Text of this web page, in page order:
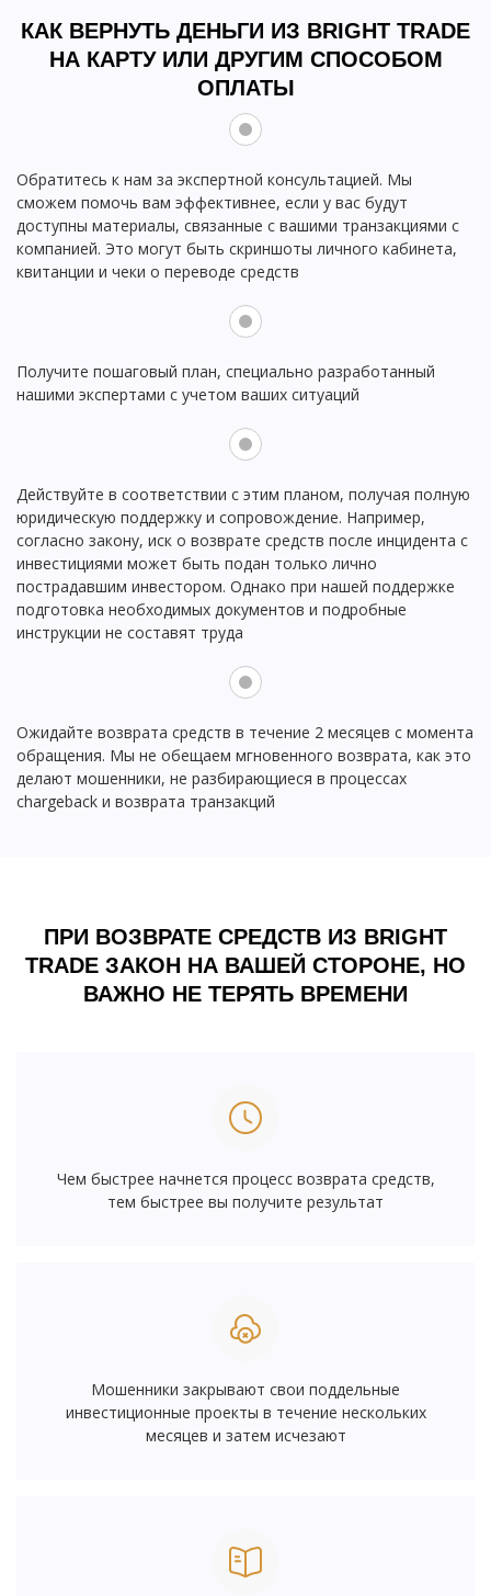
КАК ВЕРНУТЬ ДЕНЬГИ ИЗ BRIGHT TRADE
НА КАРТУ ИЛИ ДРУГИМ СПОСОБОМ
ОПЛАТЫ
Обратитесь к нам за экспертной консультацией. Мы
сможем помочь вам эффективнее, если у вас будут
доступны материалы, связанные с вашими транзакциями с
компанией. Это могут быть скриншоты личного кабинета,
квитанции и чеки о переводе средств
Получите пошаговый план, специально разработанный
нашими экспертами с учетом ваших ситуаций
Действуйте в соответствии с этим планом, получая полную
юридическую поддержку и сопровождение. Например,
согласно закону, иск о возврате средств после инцидента с
инвестициями может быть подан только лично
пострадавшим инвестором. Однако при нашей поддержке
подготовка необходимых документов и подробные
инструкции не составят труда
Ожидайте возврата средств в течение 2 месяцев с момента
обращения. Мы не обещаем мгновенного возврата, как это
делают мошенники, не разбирающиеся в процессах
chargeback и возврата транзакций
ПРИ ВОЗВРАТЕ СРЕДСТВ ИЗ BRIGHT
TRADE ЗАКОН НА ВАШЕЙ СТОРОНЕ, НО
ВАЖНО НЕ ТЕРЯТЬ ВРЕМЕНИ
Чем быстрее начнется процесс возврата средств,
тем быстрее вы получите результат
Мошенники закрывают свои поддельные
инвестиционные проекты в течение нескольких
месяцев и затем исчезают